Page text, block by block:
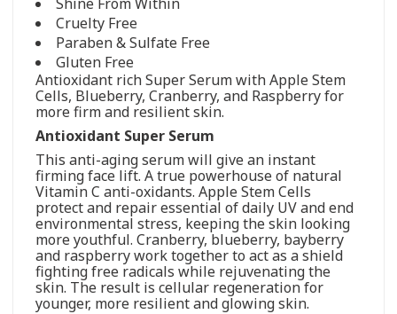
Cruelty Free
Paraben & Sulfate Free
Gluten Free
Antioxidant rich Super Serum with Apple Stem
Cells, Blueberry, Cranberry, and Raspberry for
more firm and resilient skin.
Antioxidant Super Serum
This anti-aging serum will give an instant
firming face lift. A true powerhouse of natural
Vitamin C anti-oxidants. Apple Stem Cells
protect and repair essential of daily UV and end
environmental stress, keeping the skin looking
more youthful. Cranberry, blueberry, bayberry
and raspberry work together to act as a shield
fighting free radicals while rejuvenating the
skin. The result is cellular regeneration for
younger, more resilient and glowing skin.